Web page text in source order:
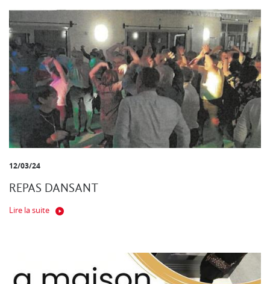
12/03/24
REPAS DANSANT
Lire la suite